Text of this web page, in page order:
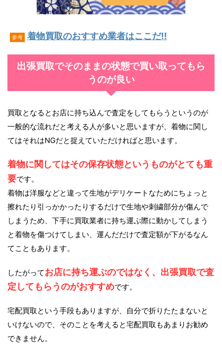
参考 着物買取のおすすめ業者はここだ!!
出張買取でそのままの状態で買い取ってもら
うのが良い
買取となるとお店に持ち込んで査定をしてもらうというのが
一般的な流れだと考える人が多いと思いますが、着物に関し
てはそれはNGだと捉えていただければと思います。
着物に関してはその保存状態というものがとても重
要です。
着物は洋服などと違って生地がデリケートなためにちょっと
擦れたり引っかかったりするだけで生地や刺繍部分が傷んで
しまうため、下手に買取業者に持ち運ぶ際に動かしてしまう
と着物を傷つけてしまい、運んだだけで査定額が下がるなん
てこともあります。
したがってお店に持ち運ぶのではなく、出張買取で査
定してもらうのがおすすめです。
宅配買取という手段もありますが、自分で折りたたまないと
いけないので、そのことを考えると宅配買取もあまりお勧め
できません。